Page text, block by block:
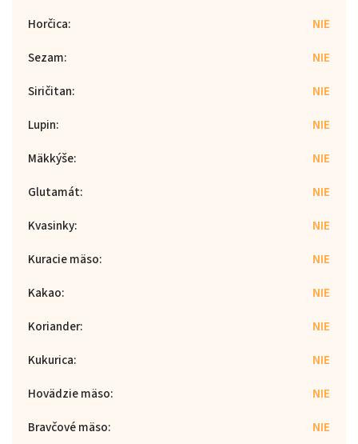
Horčica:
NIE
Sezam:
NIE
Siričitan:
NIE
Lupin:
NIE
Mäkkýše:
NIE
Glutamát:
NIE
Kvasinky:
NIE
Kuracie mäso:
NIE
Kakao:
NIE
Koriander:
NIE
Kukurica:
NIE
Hovädzie mäso:
NIE
Bravčové mäso:
NIE